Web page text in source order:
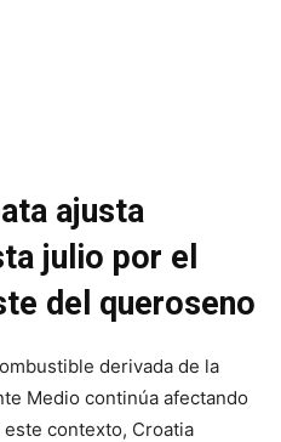
ajusta
julio por el
del queroseno
derivada de la
Medio continúa afectando
contexto, Croatia